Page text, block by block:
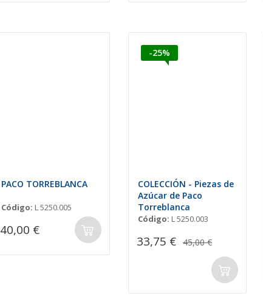
PACO TORREBLANCA
Código: L 5250.005
40,00 €
-25%
COLECCIÓN - Piezas de
Azúcar de Paco
Torreblanca
Código: L 5250.003
33,75 € 45,00 €